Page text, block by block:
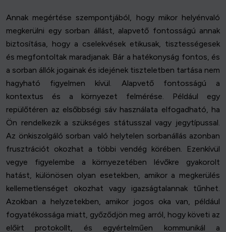
Annak megértése szempontjából, hogy mikor helyénvaló
megkerülni egy sorban állást, alapvető fontosságú annak
biztosítása, hogy a cselekvések etikusak, tisztességesek
és megfontoltak maradjanak. Bár a hatékonyság fontos, és
a sorban állók jogainak és idejének tiszteletben tartása nem
hagyható figyelmen kívül. Alapvető fontosságú a
kontextus és a környezet felmérése. Például egy
repülőtéren az elsőbbségi sáv használata elfogadható, ha
Ön rendelkezik a szükséges státusszal vagy jegytípussal.
Az önkiszolgáló sorban való helytelen sorbanállás azonban
frusztrációt okozhat a többi vendég körében. Ezenkívül
vegye figyelembe a környezetében lévőkre gyakorolt
hatást, különösen olyan esetekben, amikor a megkerülés
kellemetlenséget okozhat vagy igazságtalannak tűnhet.
Azokban a helyzetekben, amikor jogos oka van, például
fogyatékossága miatt, győződjön meg arról, hogy követi az
előírt protokollt, és egyértelműen kommunikál a